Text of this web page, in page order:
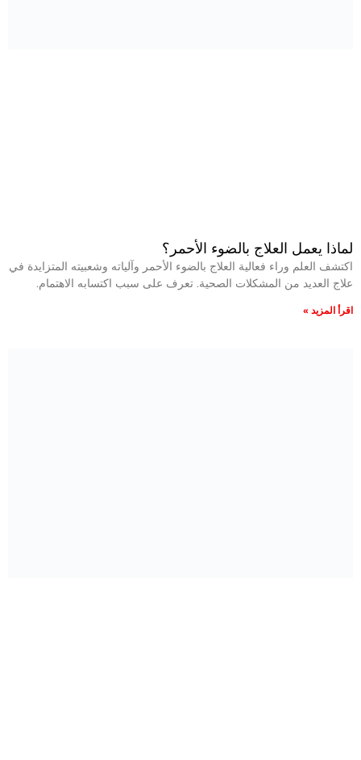
لماذا يعمل العلاج بالضوء الأحمر؟
اكتشف العلم وراء فعالية العلاج بالضوء الأحمر وآلياته وشعبيته المتزايدة في
علاج العديد من المشكلات الصحية. تعرف على سبب اكتسابه الاهتمام.
اقرأ المزيد »